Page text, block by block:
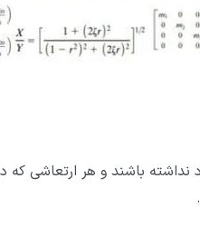
باشند و هر ارتعاشی